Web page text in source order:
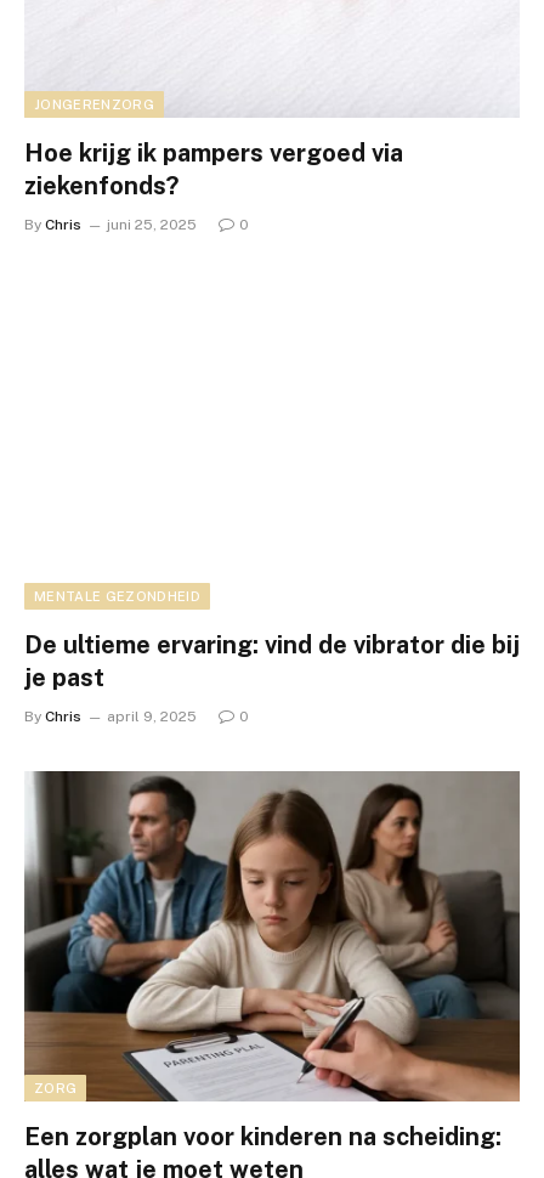
JONGERENZORG
Hoe krijg ik pampers vergoed via
ziekenfonds?
By Chris juni 25, 2025 0
MENTALE GEZONDHEID
De ultieme ervaring: vind de vibrator die bij
je past
By Chris april 9, 2025 0
ZORG
Een zorgplan voor kinderen na scheiding:
alles wat je moet weten